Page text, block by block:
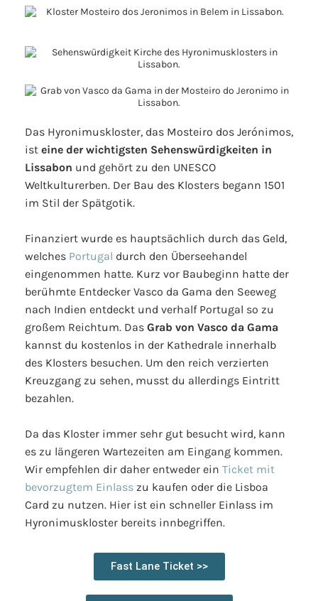
Das Hyronimuskloster, das Mosteiro dos Jerónimos,
ist eine der wichtigsten Sehenswürdigkeiten in
Lissabon und gehört zu den UNESCO
Weltkulturerben. Der Bau des Klosters begann 1501
im Stil der Spätgotik.
Finanziert wurde es hauptsächlich durch das Geld,
welches Portugal durch den Überseehandel
eingenommen hatte. Kurz vor Baubeginn hatte der
berühmte Entdecker Vasco da Gama den Seeweg
nach Indien entdeckt und verhalf Portugal so zu
großem Reichtum. Das Grab von Vasco da Gama
kannst du kostenlos in der Kathedrale innerhalb
des Klosters besuchen. Um den reich verzierten
Kreuzgang zu sehen, musst du allerdings Eintritt
bezahlen.
Da das Kloster immer sehr gut besucht wird, kann
es zu längeren Wartezeiten am Eingang kommen.
Wir empfehlen dir daher entweder ein Ticket mit
bevorzugtem Einlass zu kaufen oder die Lisboa
Card zu nutzen. Hier ist ein schneller Einlass im
Hyronimuskloster bereits innbegriffen.
Fast Lane Ticket >>